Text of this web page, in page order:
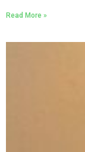
Read More »